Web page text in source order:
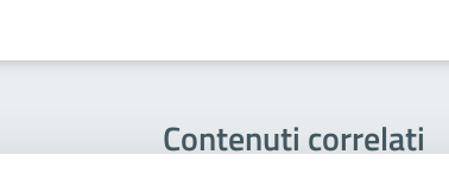
Contenuti correlati